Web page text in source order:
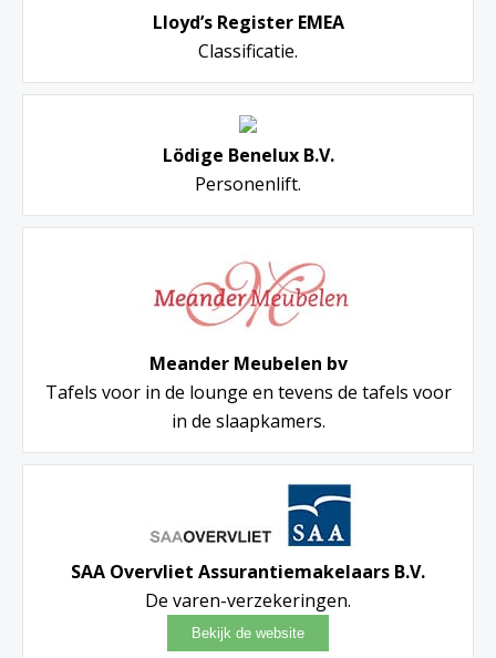
Lloyd’s Register EMEA
Classificatie.
Lödige Benelux B.V.
Personenlift.
Meander Meubelen bv
Tafels voor in de lounge en tevens de tafels voor
in de slaapkamers.
SAA Overvliet Assurantiemakelaars B.V.
De varen-verzekeringen.